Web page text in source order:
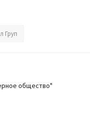
Груп
общество"